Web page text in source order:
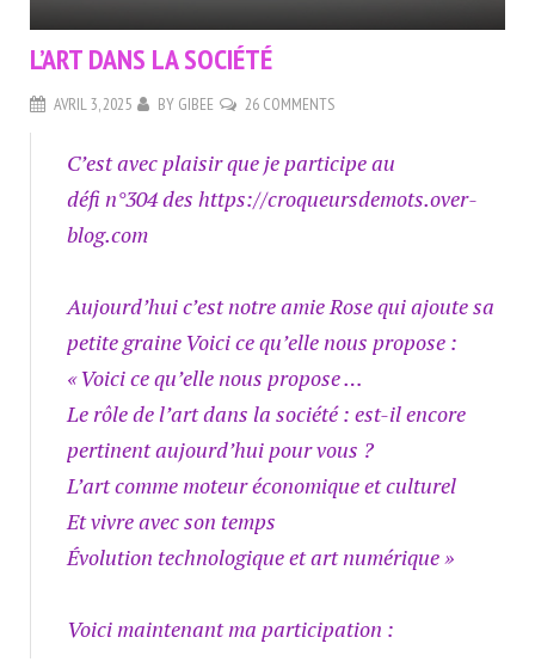
L’ART DANS LA SOCIÉTÉ
AVRIL 3, 2025 BY GIBEE 26 COMMENTS
C’est avec plaisir que je participe au
défi n°304 des https://croqueursdemots.over-
blog.com
Aujourd’hui c’est notre amie Rose qui ajoute sa
petite graine Voici ce qu’elle nous propose :
« Voici ce qu’elle nous propose …
Le rôle de l’art dans la société : est-il encore
pertinent aujourd’hui pour vous ?
L’art comme moteur économique et culturel
Et vivre avec son temps
Évolution technologique et art numérique »
Voici maintenant ma participation :